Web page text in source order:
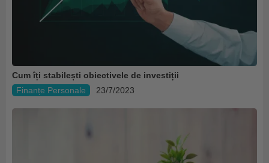
Cum îți stabilești obiectivele de investiții
Finanțe Personale
23/7/2023